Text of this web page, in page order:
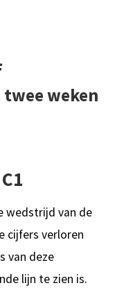
weken
wedstrijd van de
cijfers verloren
van deze
lijn te zien is.